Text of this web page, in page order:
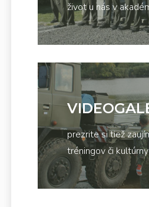
život u nás v
prezrite si tiež
tréningov či